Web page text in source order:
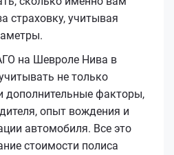
страховку, учитывая
на Шевроле Нива в
не только
дополнительные факторы,
опыт вождения и
автомобиля. Все это
стоимости полиса